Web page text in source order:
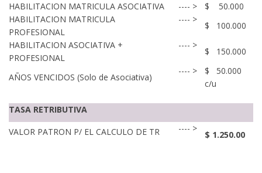
HABILITACION MATRICULA ASOCIATIVA
---- > $ 50.000
HABILITACION MATRICULA
PROFESIONAL
---- >
$ 100.000
HABILITACION ASOCIATIVA +
PROFESIONAL
---- >
$ 150.000
AÑOS VENCIDOS (Solo de Asociativa)
---- >
$ 50.000
c/u
TASA RETRIBUTIVA
VALOR PATRON P/ EL CALCULO DE TR
---- >
$ 1.250.00